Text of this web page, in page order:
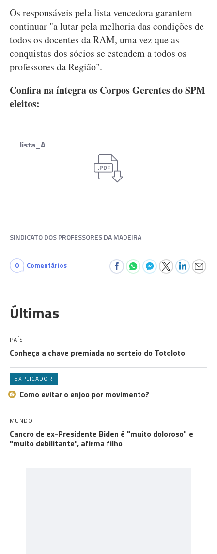
Os responsáveis pela lista vencedora garantem
continuar "a lutar pela melhoria das condições de
todos os docentes da RAM, uma vez que as
conquistas dos sócios se estendem a todos os
professores da Região".
Confira na íntegra os Corpos Gerentes do SPM
eleitos:
.PDF
lista_A
SINDICATO DOS PROFESSORES DA MADEIRA
0 Comentários
Últimas
PAÍS
Conheça a chave premiada no sorteio do Totoloto
EXPLICADOR
Como evitar o enjoo por movimento?
MUNDO
Cancro de ex-Presidente Biden é "muito doloroso" e
"muito debilitante", afirma filho